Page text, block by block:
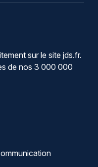
sur le site jds.fr.
de nos 3 000 000